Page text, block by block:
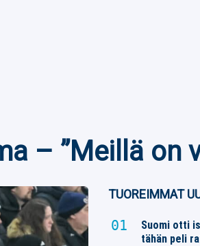
– ”Meillä on
TUOREIMMAT
Suomi otti
tähän peli